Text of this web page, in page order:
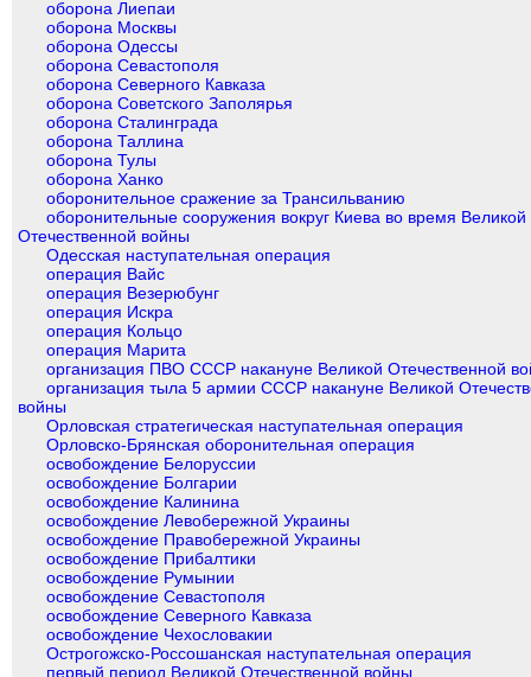
оборона Лиепаи
оборона Москвы
оборона Одессы
оборона Севастополя
оборона Северного Кавказа
оборона Советского Заполярья
оборона Сталинграда
оборона Таллина
оборона Тулы
оборона Ханко
оборонительное сражение за Трансильванию
оборонительные сооружения вокруг Киева во время Великой
Отечественной войны
Одесская наступательная операция
операция Вайс
операция Везерюбунг
операция Искра
операция Кольцо
операция Марита
организация ПВО СССР накануне Великой Отечественной
организация тыла 5 армии СССР накануне Великой
войны
Орловская стратегическая наступательная операция
Орловско-Брянская оборонительная операция
освобождение Белоруссии
освобождение Болгарии
освобождение Калинина
освобождение Левобережной Украины
освобождение Правобережной Украины
освобождение Прибалтики
освобождение Румынии
освобождение Севастополя
освобождение Северного Кавказа
освобождение Чехословакии
Острогожско-Россошанская наступательная операция
первый период Великой Отечественной войны